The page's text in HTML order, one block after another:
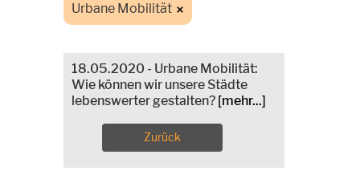
Urbane Mobilität
18.05.2020 - Urbane Mobilität:
Wie können wir unsere Städte
lebenswerter gestalten? [mehr...]
Zurück